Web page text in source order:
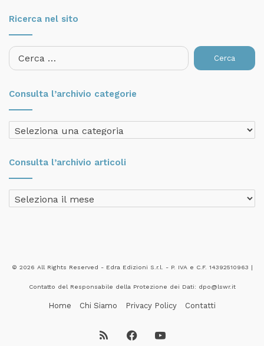
Ricerca nel sito
Ricerca
per:
Consulta l’archivio categorie
Consulta
l’archivio
Consulta l’archivio articoli
Consulta
l’archivio
© 2026 All Rights Reserved - Edra Edizioni S.r.l. - P. IVA e C.F. 14392510963 |
Contatto del Responsabile della Protezione dei Dati: dpo@lswr.it
Home Chi Siamo Privacy Policy Contatti
RSS FacebookYouTube